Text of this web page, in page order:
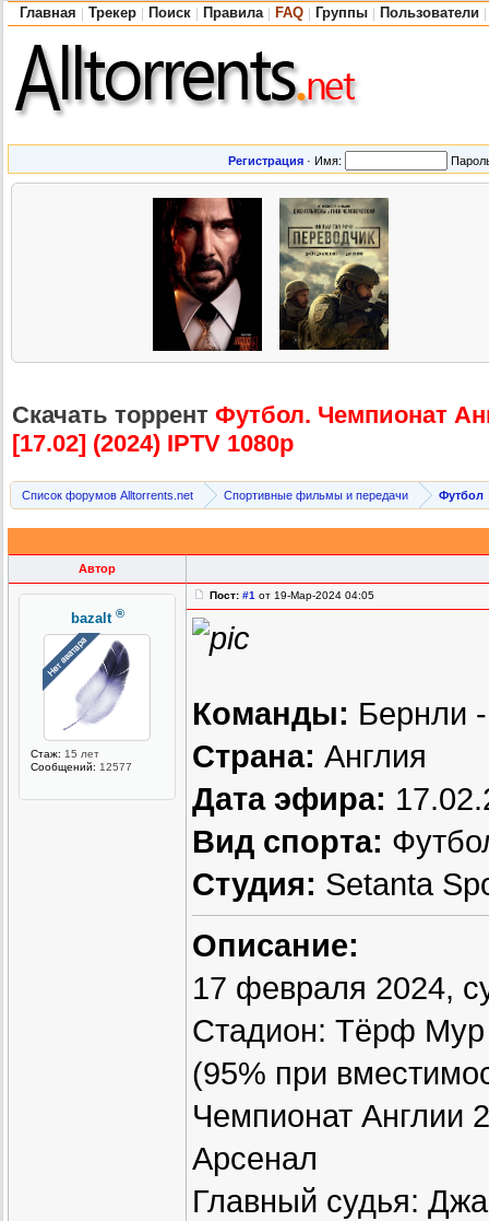
Главная Трекер Поиск Правила FAQ Группы Пользователи
Регистрация · Имя:
Скачать торрент Футбол. Чемпионат
[17.02] (2024) IPTV 1080р
Список форумов Alltorrents.net Спортивные фильмы и передачи Футбол
Автор
bazalt ®
Стаж: 15 лет
Сообщений: 12577
Пост: #1 от 19-Мар-2024 04:05
Команды: Бернли
Страна: Англия
Дата эфира:
Вид спорта:
Студия: Setanta
Описание:
17 февраля 2024,
Стадион: Тёрф Мур
(95% при
Чемпионат Англии
Арсенал
Главный судья: